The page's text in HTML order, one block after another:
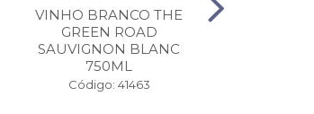
VINHO BRANCO THE
GREEN ROAD
SAUVIGNON BLANC
750ML
Código: 41463